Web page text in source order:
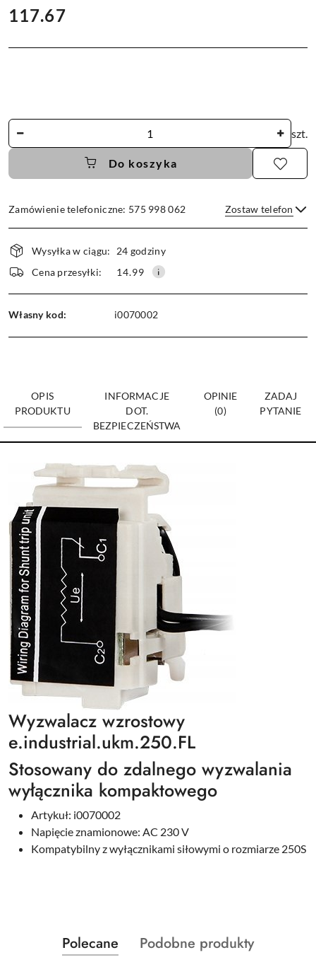
Cena:
117.67
Ilość szt.
Do koszyka
Zamówienie telefoniczne: 575 998 062 Zostaw telefon
Wyślij
Dostępność
i
dostawa
Wysyłka w ciągu:
24 godziny
Cena przesyłki:
14.99
Własny kod: i0070002
OPIS
PRODUKTU
INFORMACJE
DOT.
BEZPIECZEŃSTWA
OPINIE
(0)
ZADAJ
PYTANIE
Wyzwalacz wzrostowy
e.industrial.ukm.250.FL
Stosowany do zdalnego wyzwalania
wyłącznika kompaktowego
Artykuł: i0070002
Napięcie znamionowe: AC 230 V
Kompatybilny z wyłącznikami siłowymi o rozmiarze 250S
Pomiń karuzelę produktów
Produkty
o
Polecane
Produkty
Podobne produkty